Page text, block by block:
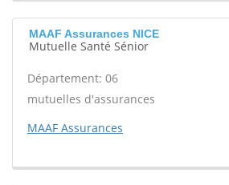
MAAF Assurances NICE
Mutuelle Santé Sénior
Département: 06
mutuelles d'assurances
MAAF Assurances